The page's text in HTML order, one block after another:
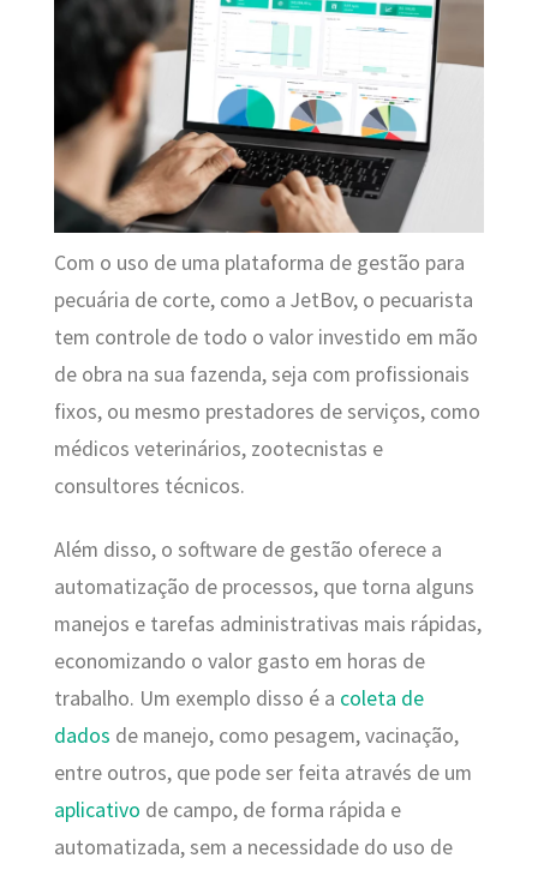
Com o uso de uma plataforma de gestão para
pecuária de corte, como a JetBov, o pecuarista
tem controle de todo o valor investido em mão
de obra na sua fazenda, seja com profissionais
fixos, ou mesmo prestadores de serviços, como
médicos veterinários, zootecnistas e
consultores técnicos.
Além disso, o software de gestão oferece a
automatização de processos, que torna alguns
manejos e tarefas administrativas mais rápidas,
economizando o valor gasto em horas de
trabalho. Um exemplo disso é a coleta de
dados de manejo, como pesagem, vacinação,
entre outros, que pode ser feita através de um
aplicativo de campo, de forma rápida e
automatizada, sem a necessidade do uso de